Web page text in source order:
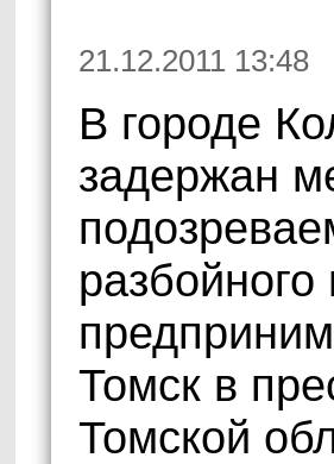
21.12.2011 13:48
В городе
задержан
Томск в
Томской